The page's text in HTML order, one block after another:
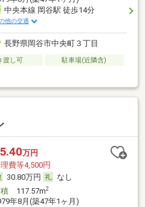
中央本線 岡谷駅 徒歩14分
他の交通
長野県岡谷市中央町３丁目
渡し可
駐車場(近隣含)
万円
費等4,500円
30.80万円
なし
117.57m2
年8月(築47年1ヶ月)